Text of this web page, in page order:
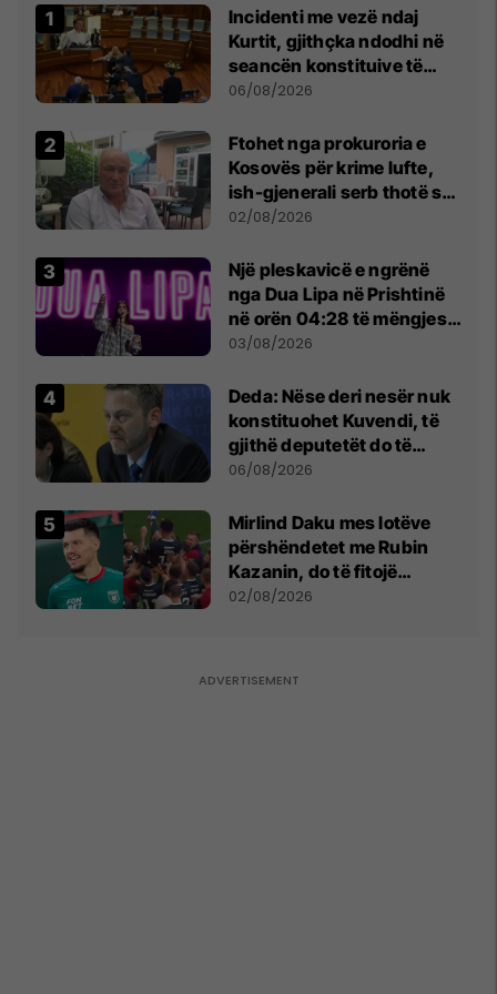
Incidenti me vezë ndaj
Kurtit, gjithçka ndodhi në
seancën konstituive të
Kuvendit
06/08/2026
Ftohet nga prokuroria e
Kosovës për krime lufte,
ish-gjenerali serb thotë se
dikush e tradhtoi në
02/08/2026
Një pleskavicë e ngrënë
nga Dua Lipa në Prishtinë
në orën 04:28 të mëngjesit
- dhe bota digjitale serbe
03/08/2026
Deda: Nëse deri nesër nuk
konstituohet Kuvendi, të
gjithë deputetët do të
bëjnë shkelje të rëndë
06/08/2026
Mirlind Daku mes lotëve
përshëndetet me Rubin
Kazanin, do të fitojë
miliona te Spartak Moska
02/08/2026